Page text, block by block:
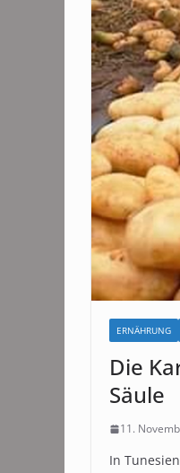
ERNÄHRUNG
Die
Säule
11.
In